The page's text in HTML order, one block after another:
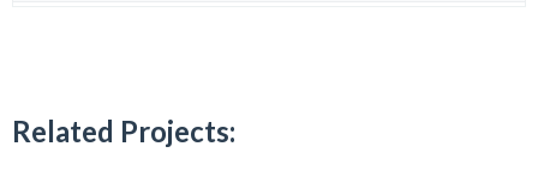
Related Projects: